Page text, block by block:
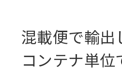
混載便で輸出
コンテナ単